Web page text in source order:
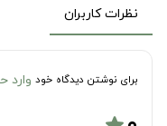
نظرات کاربران
برای نوشتن دیدگاه خود وارد